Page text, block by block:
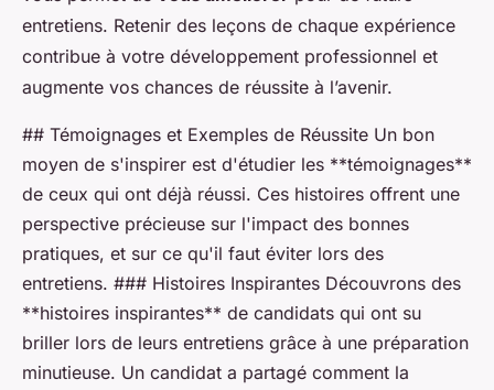
entretiens. Retenir des leçons de chaque expérience
contribue à votre développement professionnel et
augmente vos chances de réussite à l’avenir.
## Témoignages et Exemples de Réussite Un bon
moyen de s'inspirer est d'étudier les **témoignages**
de ceux qui ont déjà réussi. Ces histoires offrent une
perspective précieuse sur l'impact des bonnes
pratiques, et sur ce qu'il faut éviter lors des
entretiens. ### Histoires Inspirantes Découvrons des
**histoires inspirantes** de candidats qui ont su
briller lors de leurs entretiens grâce à une préparation
minutieuse. Un candidat a partagé comment la